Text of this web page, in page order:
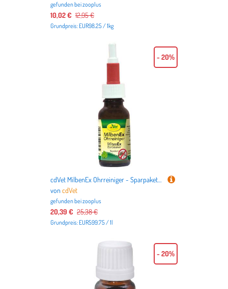
gefunden beizooplus
10,02 € 12,95 €
Grundpreis: EUR98.25 / 1kg
cdVet MilbenEx Ohrreiniger - Sparpaket: 2 x 20 ml
voncdVet
gefunden beizooplus
20,39 € 25,38 €
Grundpreis: EUR599.75 / 1l
- 20%
- 20%